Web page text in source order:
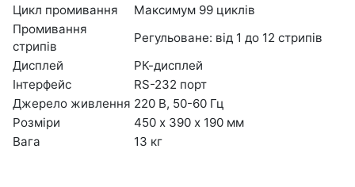
Цикл промивання
Максимум 99 циклів
Промивання
стрипів
Регульоване: від 1 до 12 стрипів
Дисплей
РК-дисплей
Інтерфейс
RS-232 порт
Джерело живлення 220 В, 50-60 Гц
Розміри
450 х 390 х 190 мм
Вага
13 кг